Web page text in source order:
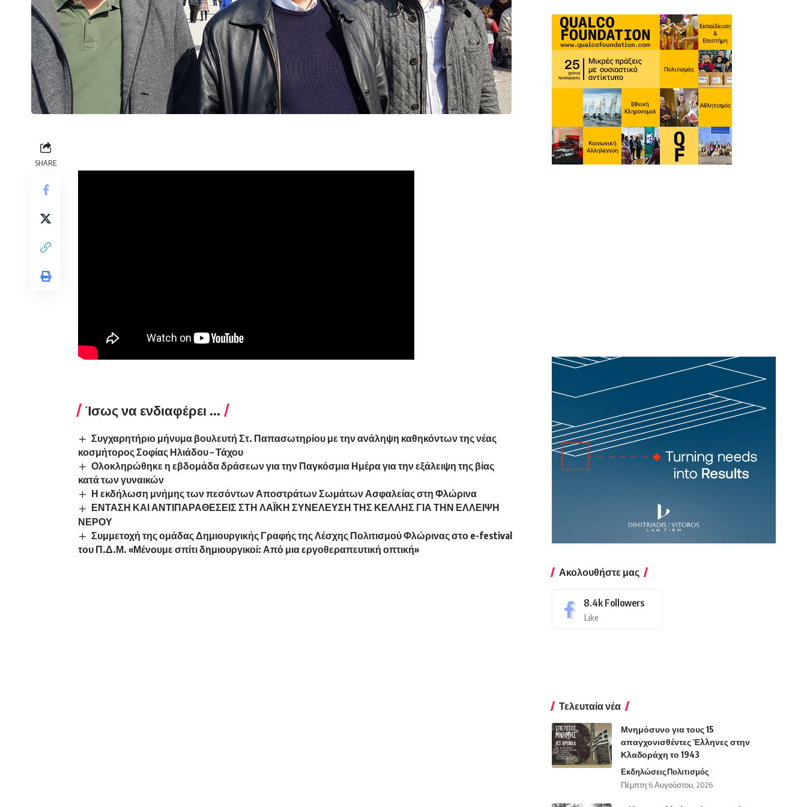
SHARE
Ίσως να ενδιαφέρει ...
Συγχαρητήριο μήνυμα βουλευτή Στ. Παπασωτηρίου με την ανάληψη καθηκόντων της νέας
κοσμήτορος Σοφίας Ηλιάδου – Τάχου
Ολοκληρώθηκε η εβδομάδα δράσεων για την Παγκόσμια Ημέρα για την εξάλειψη της βίας
κατά των γυναικών
Η εκδήλωση μνήμης των πεσόντων Αποστράτων Σωμάτων Ασφαλείας στη Φλώρινα
ΕΝΤΑΣΗ ΚΑΙ ΑΝΤΙΠΑΡΑΘΕΣΕΙΣ ΣΤΗ ΛΑΪΚΗ ΣΥΝΕΛΕΥΣΗ ΤΗΣ ΚΕΛΛΗΣ ΓΙΑ ΤΗΝ ΕΛΛΕΙΨΗ
ΝΕΡΟΥ
Συμμετοχή της ομάδας Δημιουργικής Γραφής της Λέσχης Πολιτισμού Φλώρινας στο e-festival
του Π.Δ.Μ. «Μένουμε σπίτι δημιουργικοί: Από μια εργοθεραπευτική οπτική»
Ακολουθήστε μας
8.4k Followers
Like
Τελευταία νέα
Μνημόσυνο για τους 15
απαγχονισθέντες Έλληνες στην
Κλαδοράχη το 1943
ΕκδηλώσειςΠολιτισμός
Πέμπτη 6 Αυγούστου, 2026